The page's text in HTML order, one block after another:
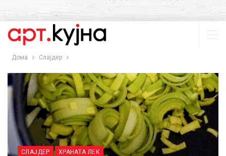
Дома Слајдер
СЛАЈДЕР ХРАНАТА ЛЕК